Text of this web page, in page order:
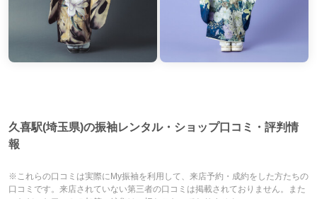
久喜駅(埼玉県)の振袖レンタル・ショップ口コミ・評判情
報
※これらの口コミは実際にMy振袖を利用して、来店予約・成約をした方たちの
口コミです。来店されていない第三者の口コミは掲載されておりません。また